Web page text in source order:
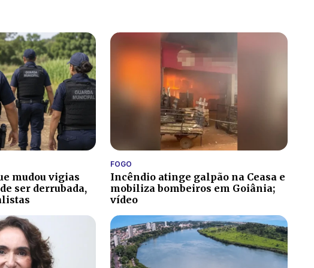
mudou vigias
ser derrubada,
FOGO
Incêndio atinge galpão na Ceasa e
mobiliza bombeiros em Goiânia;
vídeo